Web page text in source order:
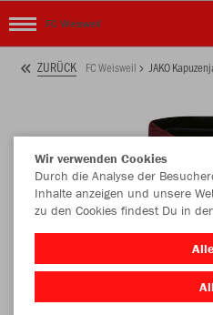
FC Weisweil
ZURÜCK FC Weisweil JAKO
Wir verwenden Cookies
Durch die Analyse der
Inhalte anzeigen und unsere
zu den Cookies findest Du in